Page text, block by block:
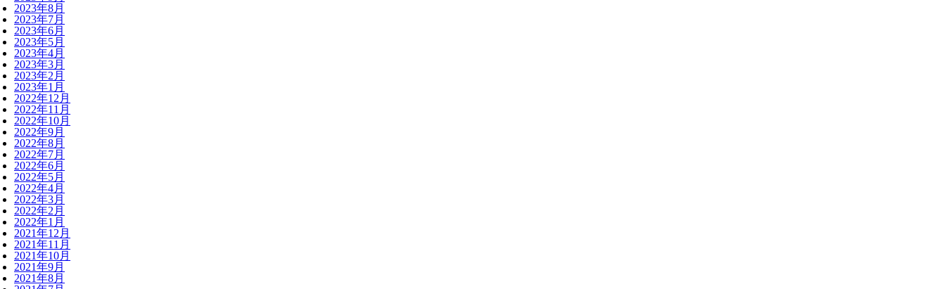
2023年8月
2023年7月
2023年6月
2023年5月
2023年4月
2023年3月
2023年2月
2023年1月
2022年12月
2022年11月
2022年10月
2022年9月
2022年8月
2022年7月
2022年6月
2022年5月
2022年4月
2022年3月
2022年2月
2022年1月
2021年12月
2021年11月
2021年10月
2021年9月
2021年8月